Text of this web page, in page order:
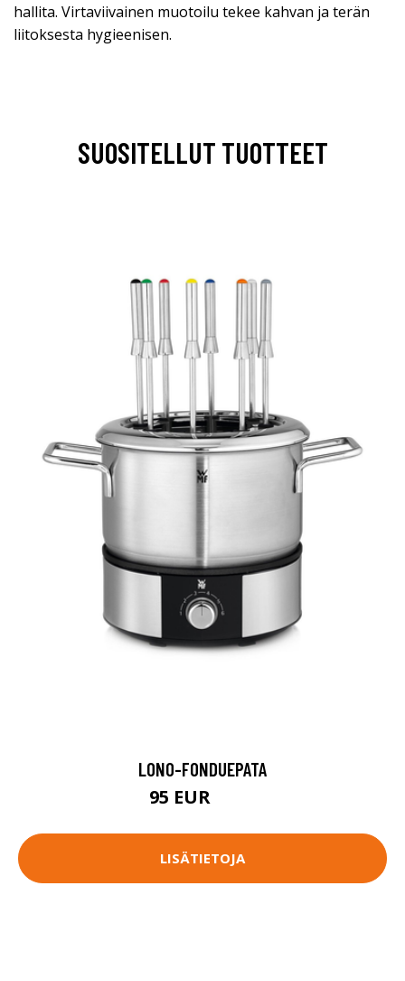
hallita. Virtaviivainen muotoilu tekee kahvan ja terän
liitoksesta hygieenisen.
SUOSITELLUT TUOTTEET
LONO-FONDUEPATA
95 EUR
LISÄTIETOJA